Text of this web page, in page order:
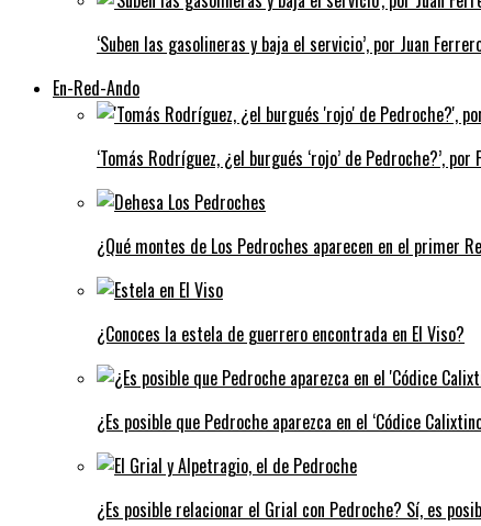
‘Suben las gasolineras y baja el servicio’, por Juan
En-Red-Ando
‘Tomás Rodríguez, ¿el burgués ‘rojo’ de Pedroche?’,
¿Qué montes de Los Pedroches aparecen en el primer
¿Conoces la estela de guerrero encontrada en El Viso?
¿Es posible que Pedroche aparezca en el ‘Códice
¿Es posible relacionar el Grial con Pedroche? Sí, es